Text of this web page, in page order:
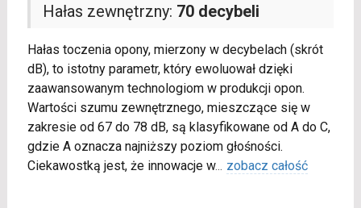
Hałas zewnętrzny: 70 decybeli
Hałas toczenia opony, mierzony w decybelach (skrót
dB), to istotny parametr, który ewoluował dzięki
zaawansowanym technologiom w produkcji opon.
Wartości szumu zewnętrznego, mieszczące się w
zakresie od 67 do 78 dB, są klasyfikowane od A do C,
gdzie A oznacza najniższy poziom głośności.
Ciekawostką jest, że innowacje w... zobacz całość